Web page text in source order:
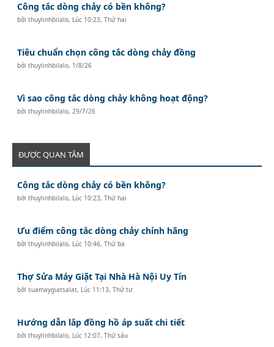
Công tắc dòng chảy có bền không?
bởithuylinhbilalo, Lúc 10:23, Thứ hai
Tiêu chuẩn chọn công tắc dòng chảy đồng
bởithuylinhbilalo, 1/8/26
Vì sao công tắc dòng chảy không hoạt động?
bởithuylinhbilalo,29/7/26
ĐƯỢC QUAN TÂM
Công tắc dòng chảy có bền không?
bởithuylinhbilalo, Lúc 10:23, Thứ hai
Ưu điểm công tắc dòng chảy chính hãng
bởithuylinhbilalo, Lúc 10:46, Thứ ba
Thợ Sửa Máy Giặt Tại Nhà Hà Nội Uy Tín
bởisuamaygiatsalat, Lúc 11:13, Thứ tư
Hướng dẫn lắp đồng hồ áp suất chi tiết
bởithuylinhbilalo, Lúc 12:07, Thứ sáu